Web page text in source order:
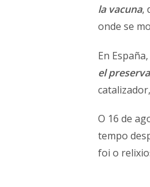
la vacuna,
onde se
En
el
O 16 de
tempo
foi o